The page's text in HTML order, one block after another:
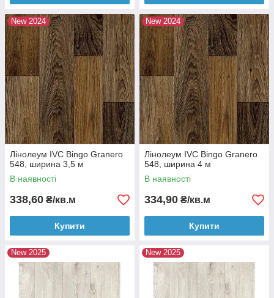
New 2024
Лінолеум IVC Bingo Granero
548, ширина 3,5 м
В наявності
338,60 ₴/кв.м
Купити
New 2024
Лінолеум IVC Bingo Granero
548, ширина 4 м
В наявності
334,90 ₴/кв.м
Купити
New 2025 New 2025